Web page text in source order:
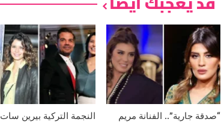
“صدقة جارية”.. الفنانة مريم
النجمة التركية بيرين سات